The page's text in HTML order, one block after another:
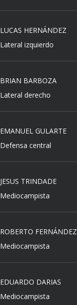
LUCAS HERNÁNDEZ
Lateral izquierdo
BRIAN BARBOZA
Lateral derecho
EMANUEL GULARTE
Defensa central
JESUS TRINDADE
Mediocampista
ROBERTO FERNÁNDEZ
Mediocampista
EDUARDO DARIAS
Mediocampista